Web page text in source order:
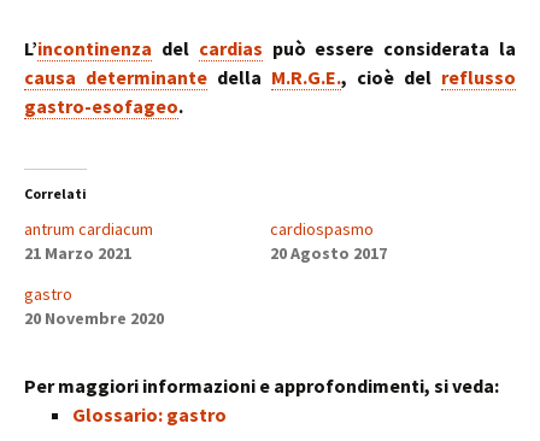
L’incontinenza del cardias può essere considerata la
causa determinante della M.R.G.E., cioè del reflusso
gastro-esofageo.
Correlati
antrum cardiacum
21 Marzo 2021
cardiospasmo
20 Agosto 2017
gastro
20 Novembre 2020
Per maggiori informazioni e approfondimenti, si veda:
Glossario: gastro